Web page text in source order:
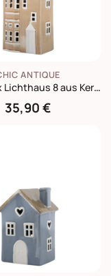
ANTIQUE
Chamonix Lichthaus 8 aus Keramik für Teelicht
35,90 €